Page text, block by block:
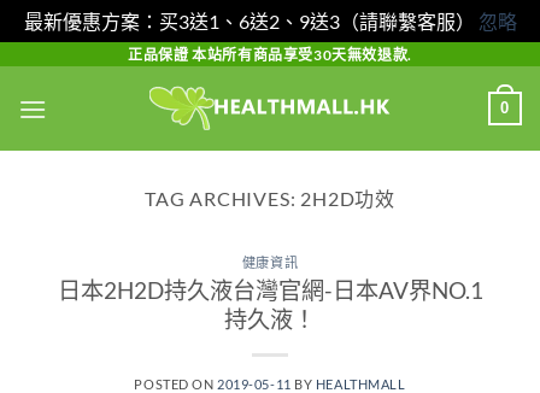
最新優惠方案：买3送1、6送2、9送3（請聯繫客服） 忽略
content
正品保證 本站所有商品享受30天無效退款.
0
TAG ARCHIVES: 2H2D功效
健康資訊
日本2H2D持久液台灣官網-日本AV界NO.1
持久液！
POSTED ON 2019-05-11 BY HEALTHMALL